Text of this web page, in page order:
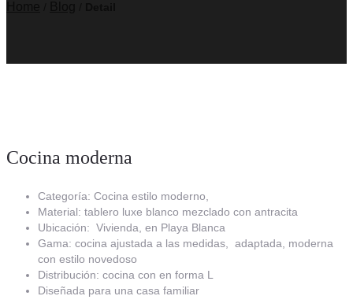
Cocina moderna
Categoría: Cocina estilo moderno,
Material: tablero luxe blanco mezclado con antracita
Ubicación: Vivienda, en Playa Blanca
Gama: cocina ajustada a las medidas, adaptada, moderna
con estilo novedoso
Distribución: cocina con en forma L
Diseñada para una casa familiar